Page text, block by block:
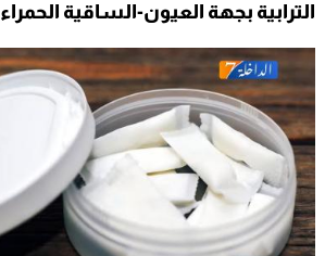
الترابية بجهة العيون-الساقية الحمراء